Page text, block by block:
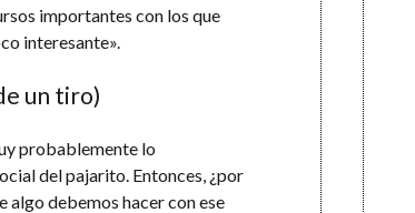
importantes con los que
interesante».
un tiro)
probablemente lo
del pajarito. Entonces, ¿por
debemos hacer con ese